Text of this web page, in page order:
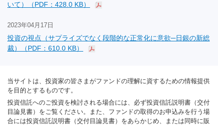
いて）（PDF：428.0 KB）
2023年04月17日
投資の視点（サプライズでなく段階的な正常化に意欲─日銀の新総
裁）（PDF：610.0 KB）
当サイトは、投資家の皆さまがファンドの理解に資するための情報提供
を目的とするものです。
投資信託へのご投資を検討される場合には、必ず投資信託説明書（交付
目論見書）をご覧ください。また、ファンドの取得のお申込みを行う場
合には投資信託説明書（交付目論見書）をあらかじめ、または同時に販